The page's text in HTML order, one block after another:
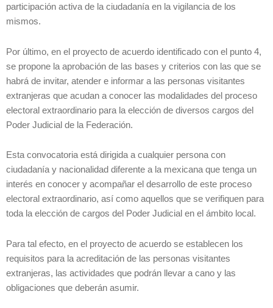
participación activa de la ciudadanía en la vigilancia de los
mismos.
Por último, en el proyecto de acuerdo identificado con el punto 4,
se propone la aprobación de las bases y criterios con las que se
habrá de invitar, atender e informar a las personas visitantes
extranjeras que acudan a conocer las modalidades del proceso
electoral extraordinario para la elección de diversos cargos del
Poder Judicial de la Federación.
Esta convocatoria está dirigida a cualquier persona con
ciudadanía y nacionalidad diferente a la mexicana que tenga un
interés en conocer y acompañar el desarrollo de este proceso
electoral extraordinario, así como aquellos que se verifiquen para
toda la elección de cargos del Poder Judicial en el ámbito local.
Para tal efecto, en el proyecto de acuerdo se establecen los
requisitos para la acreditación de las personas visitantes
extranjeras, las actividades que podrán llevar a cano y las
obligaciones que deberán asumir.